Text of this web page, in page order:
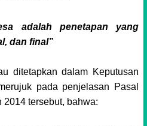
adalah penetapan yang
dan final”
ditetapkan dalam Keputusan
pada penjelasan Pasal
2014 tersebut, bahwa: